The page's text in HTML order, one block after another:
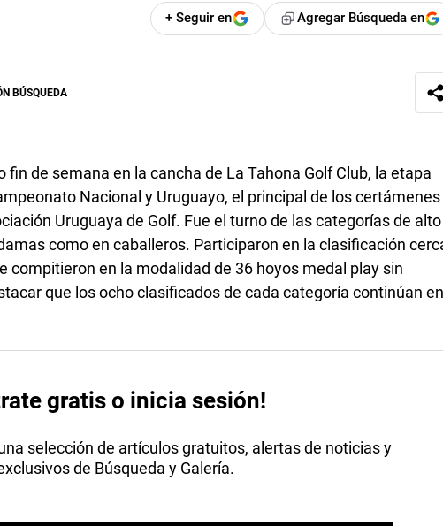
+ Seguir en Agregar Búsqueda en
BÚSQUEDA
fin de semana en la cancha de La Tahona Golf Club, la etapa
Nacional y Uruguayo, el principal de los certámenes
Uruguaya de Golf. Fue el turno de las categorías de alto
como en caballeros. Participaron en la clasificación
compitieron en la modalidad de 36 hoyos medal play sin
que los ocho clasificados de cada categoría continúan en
gratis o inicia sesión!
selección de artículos gratuitos, alertas de noticias y
de Búsqueda y Galería.